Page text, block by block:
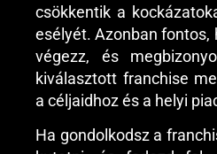
csökkentik a
esélyét. Azonban fontos,
végezz, és
kiválasztott franchise
a céljaidhoz és a helyi
Ha gondolkodsz a